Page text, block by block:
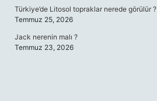
Türkiye’de Litosol topraklar nerede görülür ?
Temmuz 25, 2026
Jack nerenin malı ?
Temmuz 23, 2026